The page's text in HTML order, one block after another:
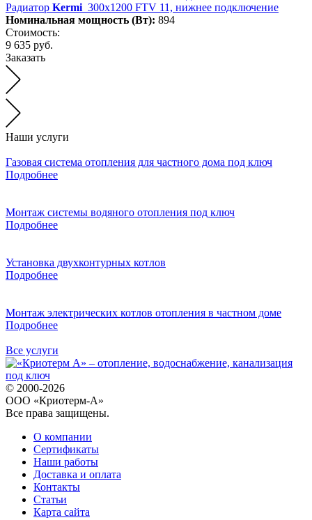
Радиатор Kermi 300х1200 FTV 11, нижнее подключение
Номинальная мощность (Вт): 894
Стоимость:
9 635 руб.
Заказать
Наши услуги
Газовая система отопления для частного дома под ключ
Подробнее
Монтаж системы водяного отопления под ключ
Подробнее
Установка двухконтурных котлов
Подробнее
Монтаж электрических котлов отопления в частном доме
Подробнее
Все услуги
© 2000-2026
ООО «Криотерм-А»
Все права защищены.
О компании
Сертификаты
Наши работы
Доставка и оплата
Контакты
Статьи
Карта сайта